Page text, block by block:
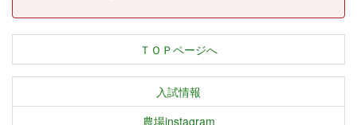
ＴＯＰページへ
入試情報
農場instagram